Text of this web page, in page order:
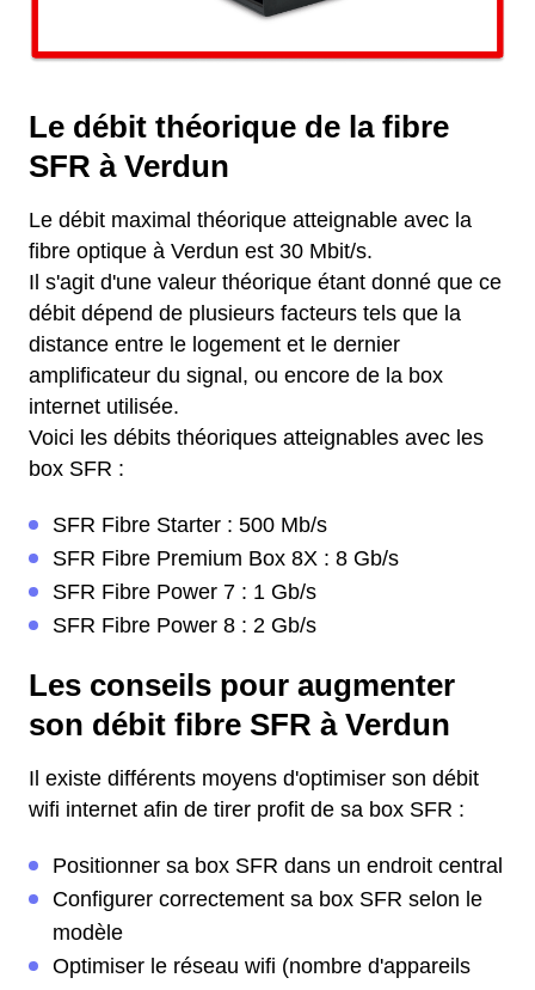
Le débit théorique de la fibre
SFR à Verdun
Le débit maximal théorique atteignable avec la
fibre optique à Verdun est 30 Mbit/s.
Il s'agit d'une valeur théorique étant donné que ce
débit dépend de plusieurs facteurs tels que la
distance entre le logement et le dernier
amplificateur du signal, ou encore de la box
internet utilisée.
Voici les débits théoriques atteignables avec les
box SFR :
SFR Fibre Starter : 500 Mb/s
SFR Fibre Premium Box 8X : 8 Gb/s
SFR Fibre Power 7 : 1 Gb/s
SFR Fibre Power 8 : 2 Gb/s
Les conseils pour augmenter
son débit fibre SFR à Verdun
Il existe différents moyens d'optimiser son débit
wifi internet afin de tirer profit de sa box SFR :
Positionner sa box SFR dans un endroit central
Configurer correctement sa box SFR selon le
modèle
Optimiser le réseau wifi (nombre d'appareils